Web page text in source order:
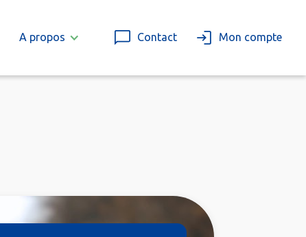
A propos Contact Mon compte